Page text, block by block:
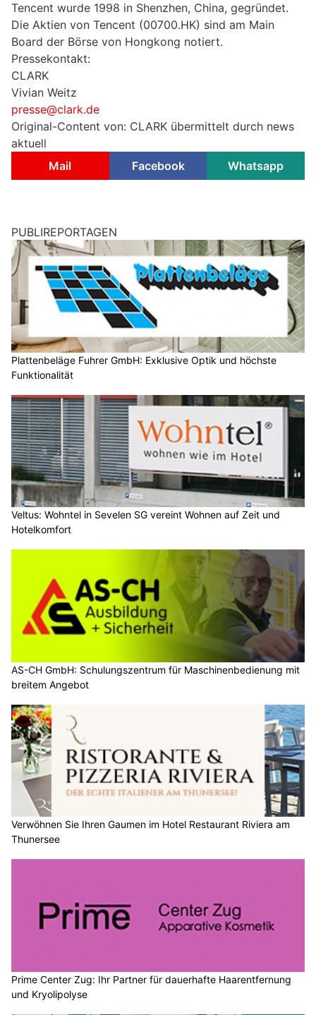
Tencent wurde 1998 in Shenzhen, China, gegründet.
Die Aktien von Tencent (00700.HK) sind am Main
Board der Börse von Hongkong notiert.
Pressekontakt:
CLARK
Vivian Weitz
presse@clark.de
Original-Content von: CLARK übermittelt durch news
aktuell
Mail
Facebook Whatsapp
PUBLIREPORTAGEN
Plattenbeläge Fuhrer GmbH: Exklusive Optik und höchste
Funktionalität
Veltus: Wohntel in Sevelen SG vereint Wohnen auf Zeit und
Hotelkomfort
AS-CH GmbH: Schulungszentrum für Maschinenbedienung mit
breitem Angebot
Verwöhnen Sie Ihren Gaumen im Hotel Restaurant Riviera am
Thunersee
Prime Center Zug: Ihr Partner für dauerhafte Haarentfernung
und Kryolipolyse